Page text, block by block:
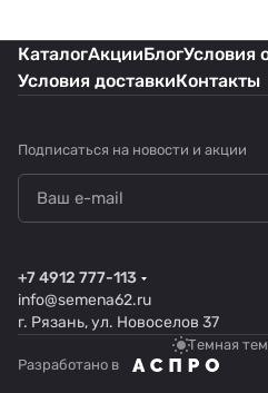
КаталогАкцииБлогУсловия
Условия доставкиКонтакты
Подписаться на новости и акции
+7 4912 777-113
info@semena62.ru
г. Рязань, ул. Новоселов 37
Темная
Разработано в